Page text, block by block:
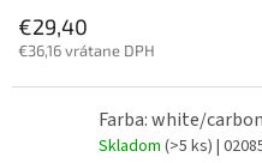
€29,40
€36,16 vrátane DPH
Farba: white/
Skladom (>5 ks) |